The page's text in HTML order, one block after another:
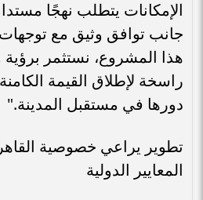
الإمكانات يتطلب نهجًا
جانب توافق وثيق مع
هذا المشروع، نستثمر
راسخة لإطلاق القيمة
دورها في مستقبل المدينة."
تطوير يراعي خصوصية
المعايير الدولية